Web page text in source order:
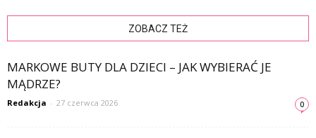
ZOBACZ TEŻ
MARKOWE BUTY DLA DZIECI – JAK WYBIERAĆ JE
MĄDRZE?
Redakcja - 27 czerwca 2026 0